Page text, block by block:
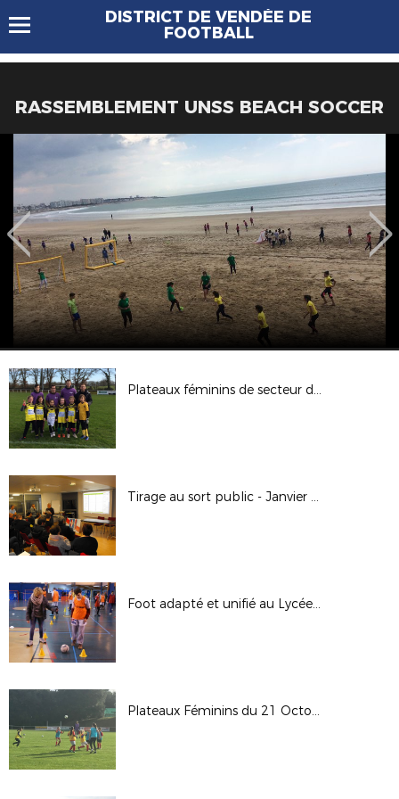
DISTRICT DE VENDÉE DE
FOOTBALL
RASSEMBLEMENT UNSS BEACH SOCCER
Plateaux féminins de secteur du Samedi 10 Février 2018
Tirage au sort public - Janvier 2018
Foot adapté et unifié au Lycée Notre Dame du Roc - 13 Décembre 2017
Plateaux Féminins du 21 Octobre 2017